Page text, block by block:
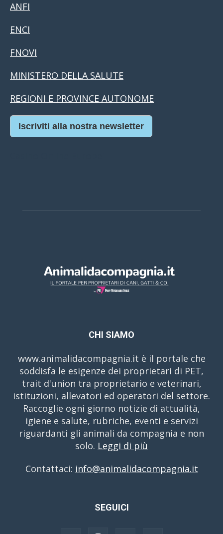
ANFI
ENCI
FNOVI
MINISTERO DELLA SALUTE
REGIONI E PROVINCE AUTONOME
Iscriviti alla nostra newsletter
CHI SIAMO
www.animalidacompagnia.it è il portale che
soddisfa le esigenze dei proprietari di PET,
trait d'union tra proprietario e veterinari,
istituzioni, allevatori ed operatori del settore.
Raccoglie ogni giorno notizie di attualità,
igiene e salute, rubriche, eventi e servizi
riguardanti gli animali da compagnia e non
solo. Leggi di più
Contattaci: info@animalidacompagnia.it
SEGUICI